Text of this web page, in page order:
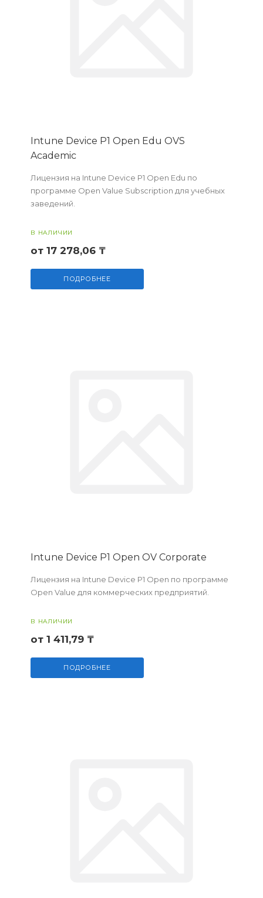
Intune Device P1 Open Edu OVS
Academic
Лицензия на Intune Device P1 Open Edu по
программе Open Value Subscription для учебных
заведений.
В НАЛИЧИИ
от 17 278,06 ₸
ПОДРОБНЕЕ
Intune Device P1 Open OV Corporate
Лицензия на Intune Device P1 Open по программе
Open Value для коммерческих предприятий.
В НАЛИЧИИ
от 1 411,79 ₸
ПОДРОБНЕЕ